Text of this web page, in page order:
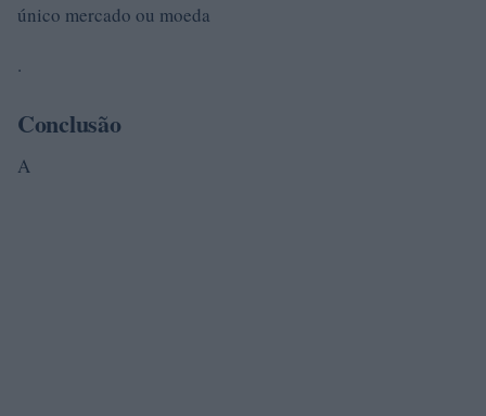
único mercado ou moeda
.
Conclusão
A